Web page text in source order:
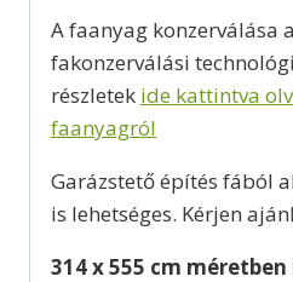
A faanyag konzerválása
fakonzerválási
részletek ide kattintva
faanyagról
Garázstető építés fából
is lehetséges. Kérjen
314 x 555 cm